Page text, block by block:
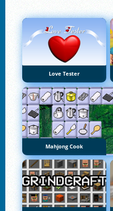
Love Tester
Mahjong Cook